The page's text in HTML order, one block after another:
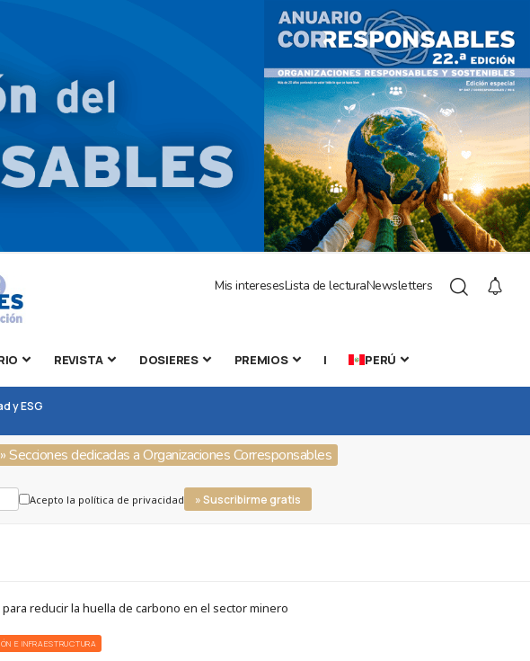
Mis interesesLista de lecturaNewsletters
REVISTA DOSIERES PREMIOS | PERÚ
y ESG
» Secciones dedicadas a Organizaciones Corresponsables
Acepto la política de privacidad » Suscribirme gratis
reducir la huella de carbono en el sector minero
E INFRAESTRUCTURA